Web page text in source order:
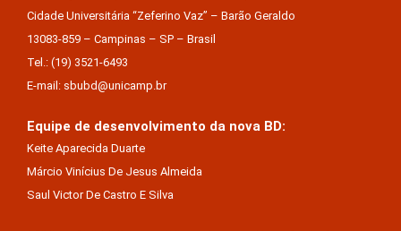
Cidade Universitária “Zeferino Vaz” – Barão Geraldo
13083-859 – Campinas – SP – Brasil
Tel.: (19) 3521-6493
E-mail: sbubd@unicamp.br
Equipe de desenvolvimento da nova BD:
Keite Aparecida Duarte
Márcio Vinícius De Jesus Almeida
Saul Victor De Castro E Silva